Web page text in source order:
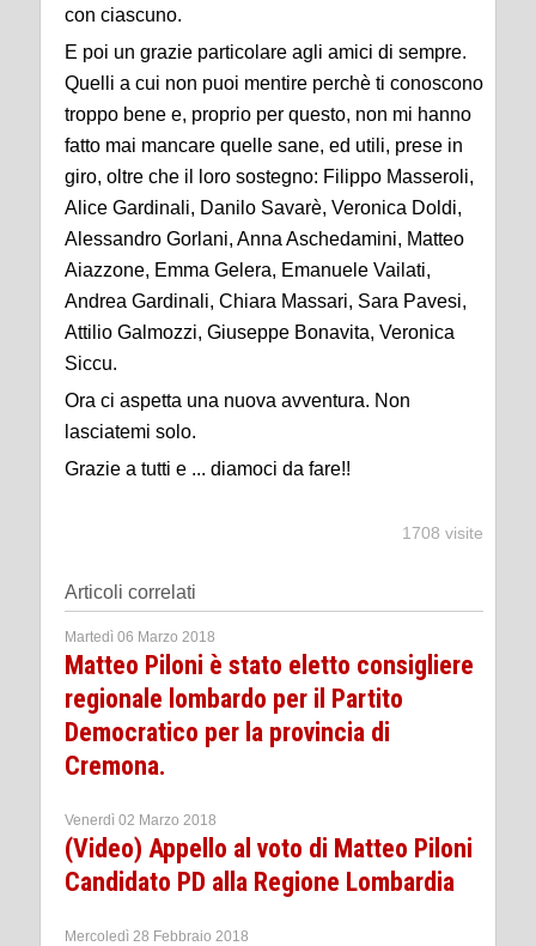
con ciascuno.
E poi un grazie particolare agli amici di sempre.
Quelli a cui non puoi mentire perchè ti conoscono
troppo bene e, proprio per questo, non mi hanno
fatto mai mancare quelle sane, ed utili, prese in
giro, oltre che il loro sostegno: Filippo Masseroli,
Alice Gardinali, Danilo Savarè, Veronica Doldi,
Alessandro Gorlani, Anna Aschedamini, Matteo
Aiazzone, Emma Gelera, Emanuele Vailati,
Andrea Gardinali, Chiara Massari, Sara Pavesi,
Attilio Galmozzi, Giuseppe Bonavita, Veronica
Siccu.
Ora ci aspetta una nuova avventura. Non
lasciatemi solo.
Grazie a tutti e ... diamoci da fare!!
1708 visite
Articoli correlati
Martedì 06 Marzo 2018
Matteo Piloni è stato eletto consigliere
regionale lombardo per il Partito
Democratico per la provincia di
Cremona.
Venerdì 02 Marzo 2018
(Video) Appello al voto di Matteo Piloni
Candidato PD alla Regione Lombardia
Mercoledì 28 Febbraio 2018